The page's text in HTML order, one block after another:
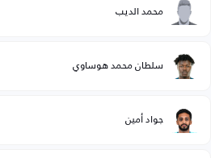
محمد الديب
سلطان محمد هوساوي
جواد أمين